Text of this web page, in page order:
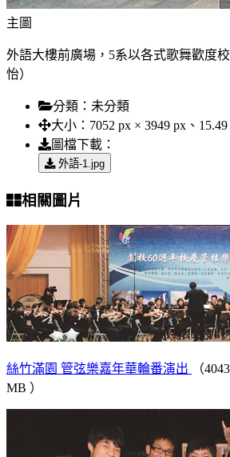
主圖
外語大樓前廣場，5系以各式歌舞歡度
怡）
分類： 未分類
大小： 7052 px × 3949 px、
圖檔下載：
外語-1.jpg
相關圖片
絲竹滿園 管弦樂嘉年華輪番演出
（
MB ）